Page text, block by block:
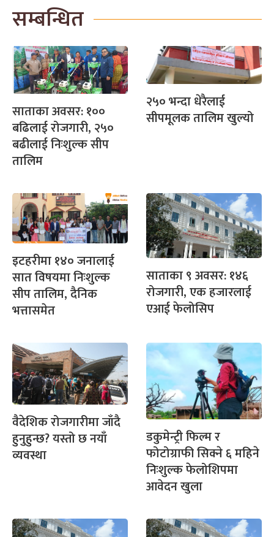
सम्बन्धित
साताका अवसर: १००
बढिलाई रोजगारी, २५०
बढीलाई निःशुल्क सीप
तालिम
२५० भन्दा धेरैलाई
सीपमूलक तालिम खुल्यो
इटहरीमा १४० जनालाई
सात विषयमा निःशुल्क
सीप तालिम, दैनिक
भत्तासमेत
साताका ९ अवसर: १४६
रोजगारी, एक हजारलाई
एआई फेलोसिप
वैदेशिक रोजगारीमा जाँदै
हुनुहुन्छ? यस्तो छ नयाँ
व्यवस्था
डकुमेन्ट्री फिल्म र
फोटोग्राफी सिक्ने ६ महिने
निःशुल्क फेलोशिपमा
आवेदन खुला